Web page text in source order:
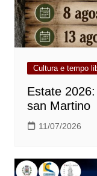
Cultura e tempo
Estate
san Martino
11/07/2026